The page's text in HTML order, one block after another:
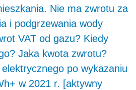
Nie ma zwrotu za
i podgrzewania wody
VAT od gazu? Kiedy
Jaka kwota zwrotu?
elektrycznego po wykazaniu
w 2021 r. [aktywny